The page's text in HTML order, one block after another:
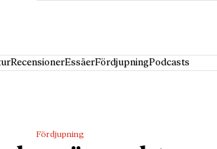
RecensionerEssäerFördjupningPodcasts
Fördjupning